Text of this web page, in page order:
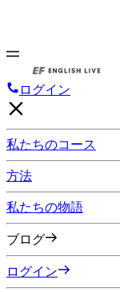
ログイン
私たちのコース
方法
私たちの物語
ブログ
ログイン